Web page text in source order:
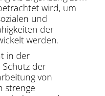
wird, um
und
der
werden.
in der
der
von
strenge